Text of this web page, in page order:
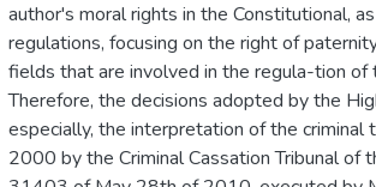
author's moral rights in the Constitutional,
regulations, focusing on the right of
fields that are involved in the regula-tion
Therefore, the decisions adopted by the
especially, the interpretation of the
2000 by the Criminal Cassation Tribunal of